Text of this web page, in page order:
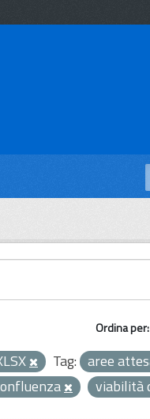
Ordina per
Tag: aree
viabilità